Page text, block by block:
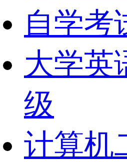
自学考
大学英
级
计算机